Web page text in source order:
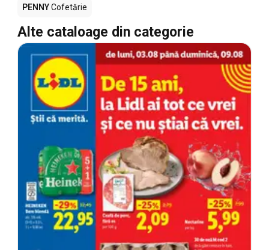
PENNYCofetărie
Alte cataloage din categorie